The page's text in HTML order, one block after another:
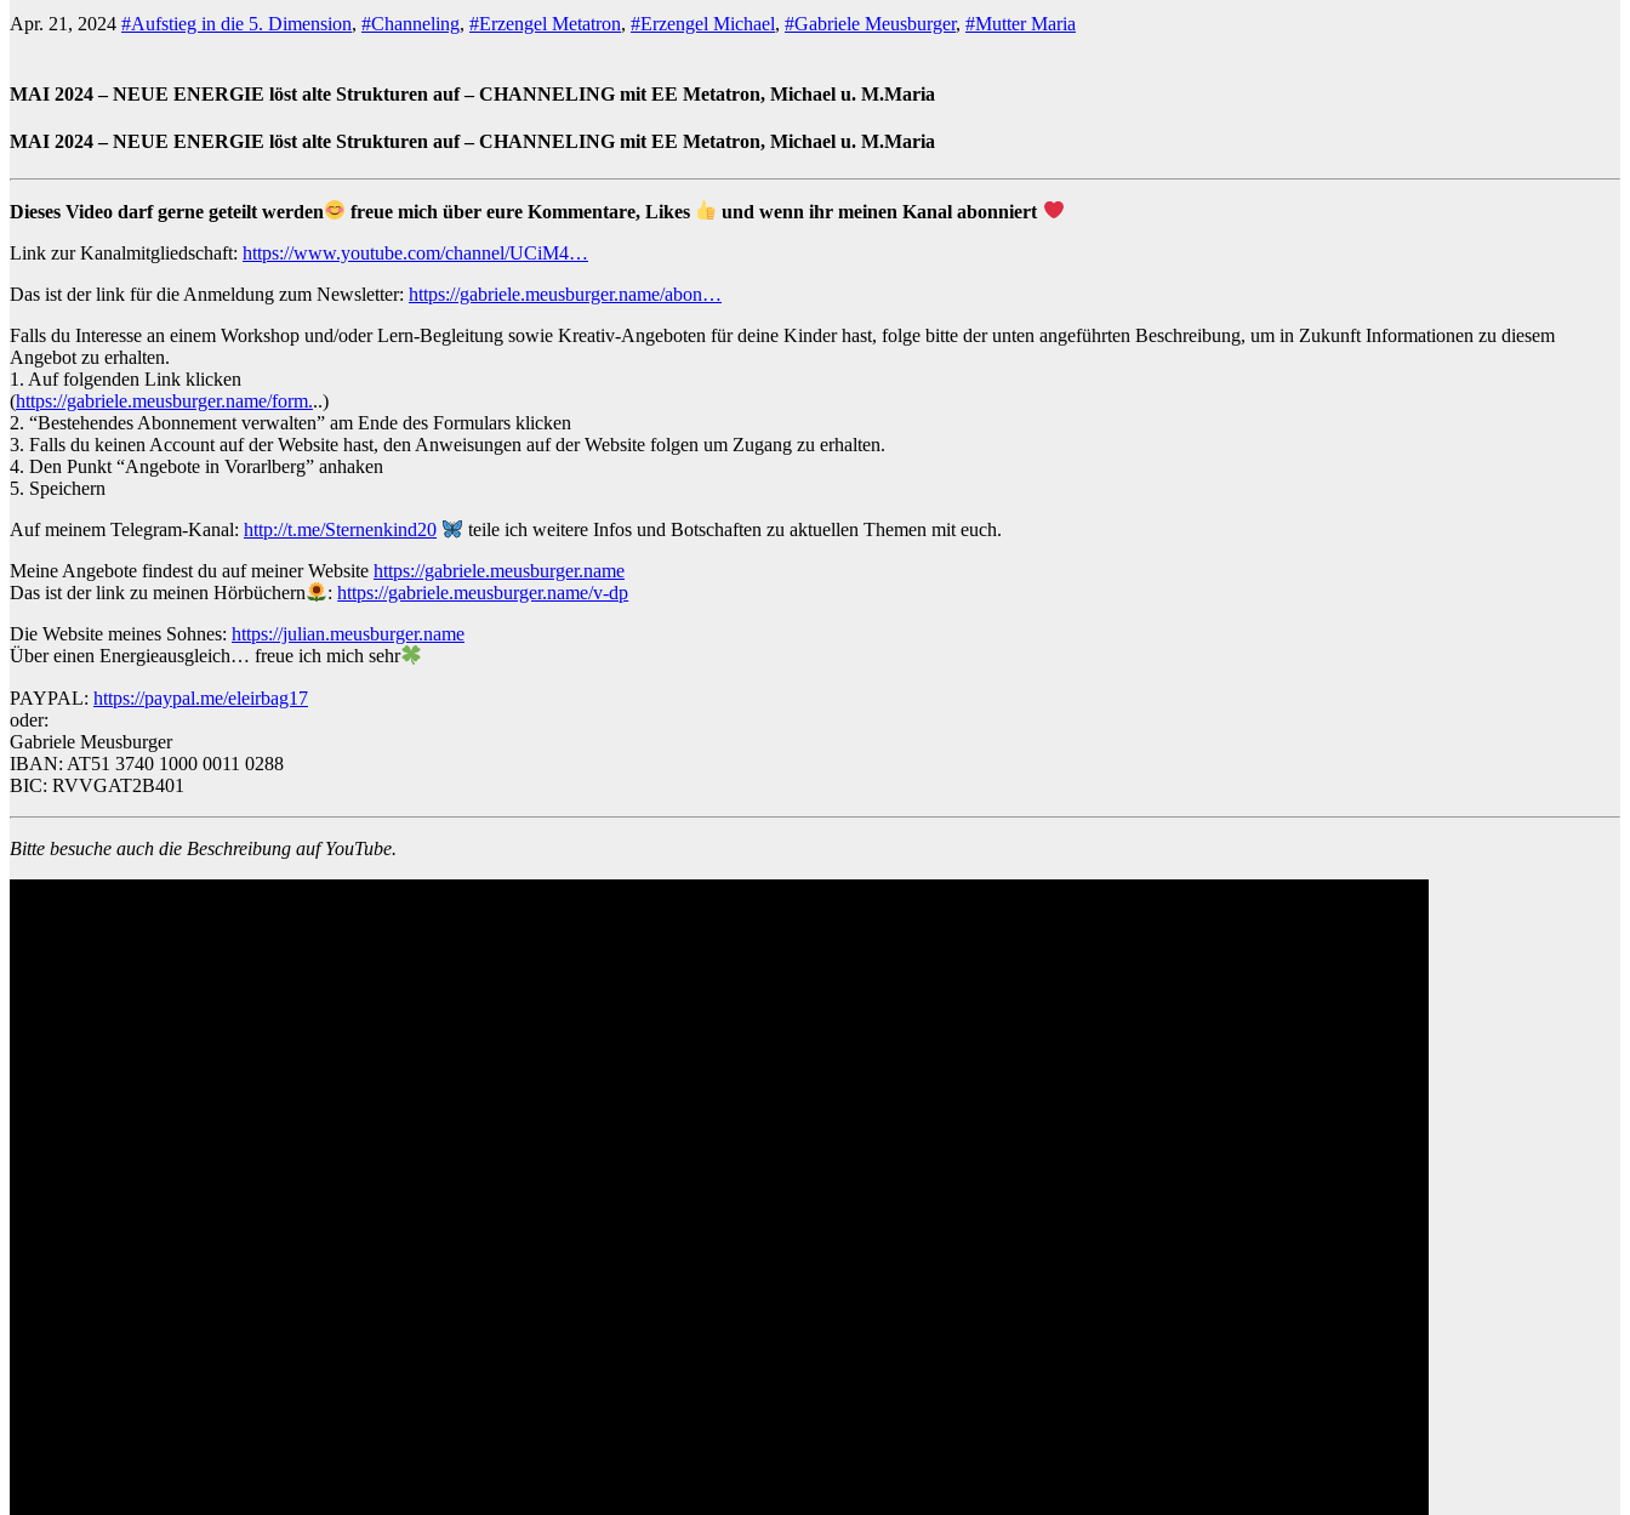
Apr. 21, 2024 #Aufstieg in die 5. Dimension, #Channeling, #Erzengel Metatron, #Erzengel Michael, #Gabriele Meusburger, #Mutter Maria
MAI 2024 – NEUE ENERGIE löst alte Strukturen auf – CHANNELING mit EE Metatron, Michael u. M.Maria
MAI 2024 – NEUE ENERGIE löst alte Strukturen auf – CHANNELING mit EE Metatron, Michael u. M.Maria
Dieses Video darf gerne geteilt werden freue mich über eure Kommentare, Likes
und wenn ihr meinen Kanal abonniert
Link zur Kanalmitgliedschaft: https://www.youtube.com/channel/UCiM4…
Das ist der link für die Anmeldung zum Newsletter: https://gabriele.meusburger.name/abon…
Falls du Interesse an einem Workshop und/oder Lern-Begleitung sowie Kreativ-Angeboten für deine Kinder hast, folge bitte der unten angeführten Beschreibung, um in Zukunft Informationen zu diesem
Angebot zu erhalten.
1. Auf folgenden Link klicken
(https://gabriele.meusburger.name/form...)
2. “Bestehendes Abonnement verwalten” am Ende des Formulars klicken
3. Falls du keinen Account auf der Website hast, den Anweisungen auf der Website folgen um Zugang zu erhalten.
4. Den Punkt “Angebote in Vorarlberg” anhaken
5. Speichern
Auf meinem Telegram-Kanal: http://t.me/Sternenkind20
teile ich weitere Infos und Botschaften zu aktuellen Themen mit euch.
Meine Angebote findest du auf meiner Website https://gabriele.meusburger.name
Das ist der link zu meinen Hörbüchern
:https://gabriele.meusburger.name/v-dp
Die Website meines Sohnes: https://julian.meusburger.name
Über einen Energieausgleich… freue ich mich sehr
PAYPAL: https://paypal.me/eleirbag17
oder:
Gabriele Meusburger
IBAN: AT51 3740 1000 0011 0288
BIC: RVVGAT2B401
Bitte besuche auch die Beschreibung auf YouTube.